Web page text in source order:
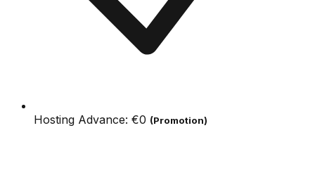
Hosting Advance: €0 (Promotion)